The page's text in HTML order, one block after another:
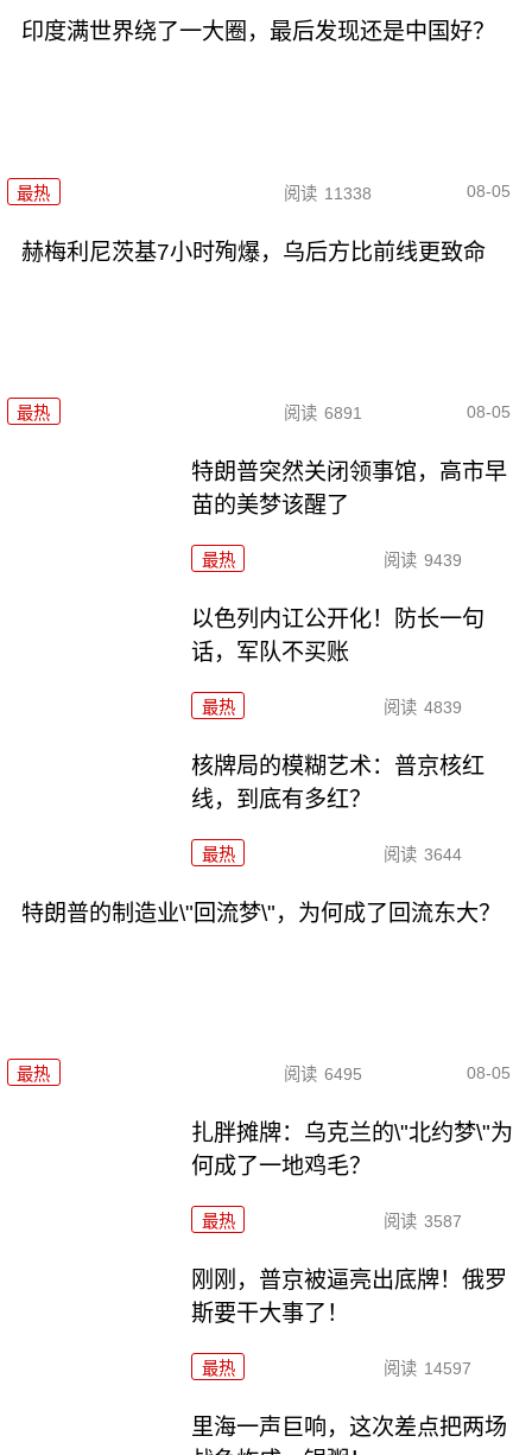
印度满世界绕了一大圈，最后发现还是中国好？
最热 阅读 11338 08-05
赫梅利尼茨基7小时殉爆，乌后方比前线更致命
最热 阅读 6891 08-05
特朗普突然关闭领事馆，高市早
苗的美梦该醒了
最热 阅读 9439
以色列内讧公开化！防长一句
话，军队不买账
最热 阅读 4839
核牌局的模糊艺术：普京核红
线，到底有多红？
最热 阅读 3644
特朗普的制造业\"回流梦\"，为何成了回流东大？
最热 阅读 6495 08-05
扎胖摊牌：乌克兰的\"北约梦\"为
何成了一地鸡毛？
最热 阅读 3587
刚刚，普京被逼亮出底牌！俄罗
斯要干大事了！
最热 阅读 14597
里海一声巨响，这次差点把两场